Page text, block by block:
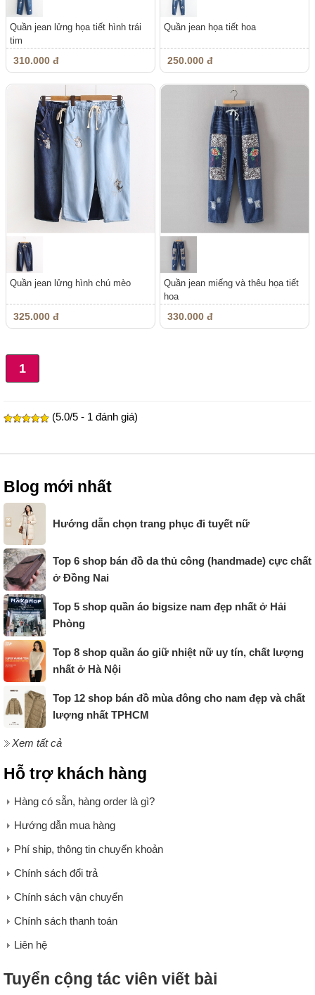
Quần jean lửng họa tiết hình trái
tim
310.000 đ
Quần jean họa tiết hoa
250.000 đ
Quần jean lửng hình chú mèo
325.000 đ
Quần jean miếng và thêu họa tiết
hoa
330.000 đ
1
(5.0/5 - 1 đánh giá)
Blog mới nhất
Hướng dẫn chọn trang phục đi tuyết nữ
Top 6 shop bán đồ da thủ công (handmade) cực chất
ở Đồng Nai
Top 5 shop quần áo bigsize nam đẹp nhất ở Hải
Phòng
Top 8 shop quần áo giữ nhiệt nữ uy tín, chất lượng
nhất ở Hà Nội
Top 12 shop bán đồ mùa đông cho nam đẹp và chất
lượng nhất TPHCM
Xem tất cả
Hỗ trợ khách hàng
Hàng có sẵn, hàng order là gì?
Hướng dẫn mua hàng
Phí ship, thông tin chuyển khoản
Chính sách đổi trả
Chính sách vận chuyển
Chính sách thanh toán
Liên hệ
Tuyển cộng tác viên viết bài